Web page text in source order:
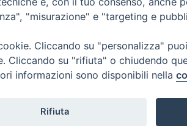
"misurazione" e "targeting e
Cliccando su "personalizza"
Cliccando su "rifiuta" o chiudendo
informazioni sono disponibili nella
Rifiuta